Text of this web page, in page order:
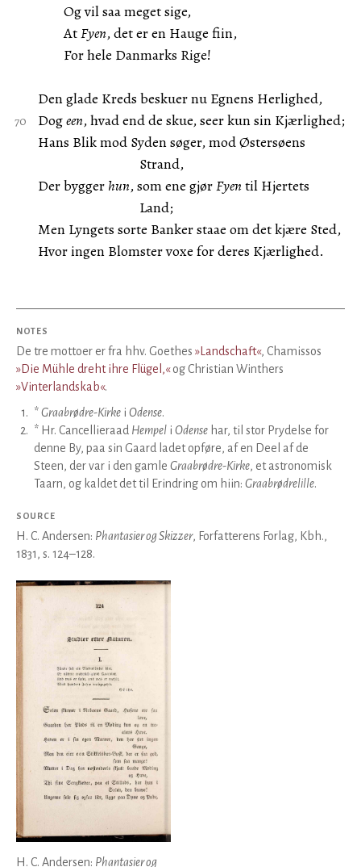
Og vil saa meget sige,
AtFyen, det er en Hauge fiin,
For hele Danmarks Rige!
Den glade Kreds beskuer nu Egnens Herlighed,
Dogeen, hvad end de skue, seer kun sin Kjærlighed;
Hans Blik mod Syden søger, mod Østersøens
Strand,
Der bygger hun, som ene gjørFyen til Hjertets
Land;
Men Lyngets sorte Banker staae om det kjære Sted,
Hvor ingen Blomster voxe for deres Kjærlighed.
NOTES
De tre mottoer er fra hhv. Goethes »Landschaft«, Chamissos
»Die Mühle dreht ihre Flügel,«og Christian Winthers
»Vinterlandskab«.
1. *Graabrødre-Kirke i Odense.
2. * Hr. Cancellieraad Hempel i Odense har, til stor Prydelse for
denne By, paa sin Gaard ladet opføre, af en Deel af de
Steen, der var i den gamle Graabrødre-Kirke, et astronomisk
Taarn, og kaldet det til Erindring om hiin: Graabrødrelille.
SOURCE
H. C. Andersen: Phantasier og Skizzer, Forfatterens Forlag, Kbh.,
1831, s. 124–128.
H. C. Andersen: Phantasier og